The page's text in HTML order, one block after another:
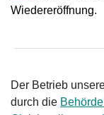
Wiedereröffnung.
Der Betrieb
durch die